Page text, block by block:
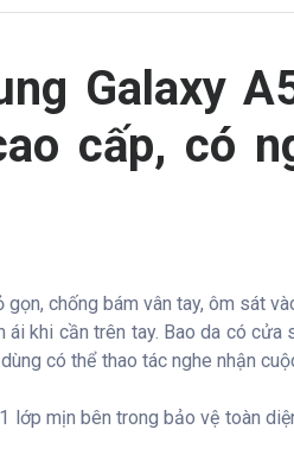
Galaxy
cấp, có
gọn, chống bám vân tay, ôm sát
khi cần trên tay. Bao da có
có thể thao tác nghe nhận
lớp mịn bên trong bảo vệ toàn